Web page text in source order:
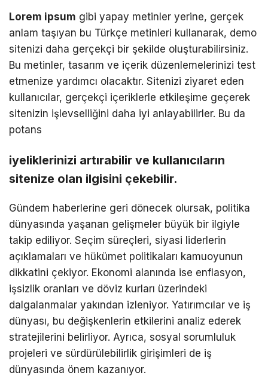
Lorem ipsum gibi yapay metinler yerine, gerçek
anlam taşıyan bu Türkçe metinleri kullanarak, demo
sitenizi daha gerçekçi bir şekilde oluşturabilirsiniz.
Bu metinler, tasarım ve içerik düzenlemelerinizi test
etmenize yardımcı olacaktır. Sitenizi ziyaret eden
kullanıcılar, gerçekçi içeriklerle etkileşime geçerek
sitenizin işlevselliğini daha iyi anlayabilirler. Bu da
potans
iyeliklerinizi artırabilir ve kullanıcıların
sitenize olan ilgisini çekebilir.
Gündem haberlerine geri dönecek olursak, politika
dünyasında yaşanan gelişmeler büyük bir ilgiyle
takip ediliyor. Seçim süreçleri, siyasi liderlerin
açıklamaları ve hükümet politikaları kamuoyunun
dikkatini çekiyor. Ekonomi alanında ise enflasyon,
işsizlik oranları ve döviz kurları üzerindeki
dalgalanmalar yakından izleniyor. Yatırımcılar ve iş
dünyası, bu değişkenlerin etkilerini analiz ederek
stratejilerini belirliyor. Ayrıca, sosyal sorumluluk
projeleri ve sürdürülebilirlik girişimleri de iş
dünyasında önem kazanıyor.